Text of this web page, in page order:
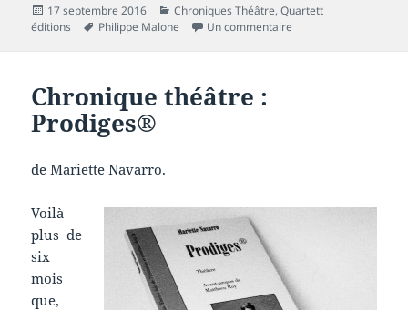
Publié
le
17 septembre 2016 Catégories
Chroniques Théâtre,Quartett
éditions
Mots-
Philippe Malone Un commentaire
Chronique théâtre :
Prodiges®
de Mariette Navarro.
Voilà
plus de
six
mois
que,